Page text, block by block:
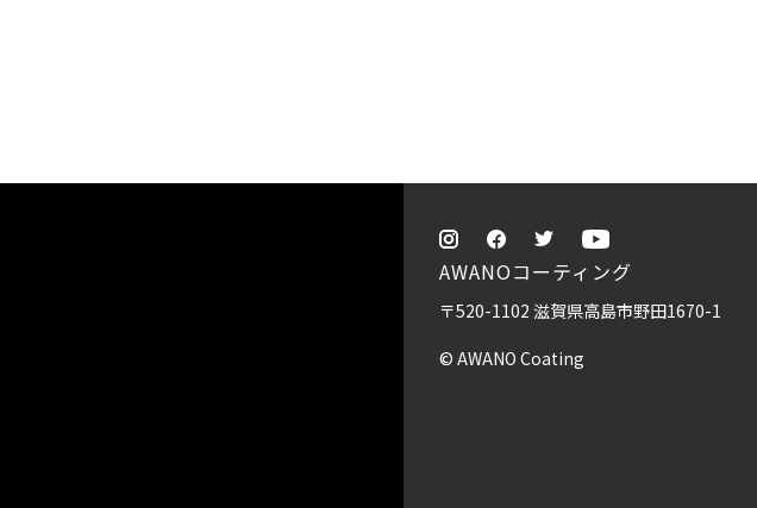
AWANOコーティング
〒520-1102 滋賀県高島市野田1670-1
© AWANO Coating